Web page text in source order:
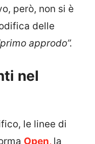
però, non si è
delle
approdo”.
nel
le linee di
Open, la